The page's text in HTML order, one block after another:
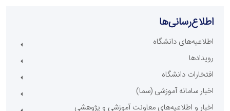
اطلاع‌رسانی‌ها
اطلاعیه‌های دانشگاه
رویدادها
افتخارات دانشگاه
اخبار سامانه آموزشی (سما)
اخبار و اطلاعیه‌های معاونت آموزشی و پژوهشی